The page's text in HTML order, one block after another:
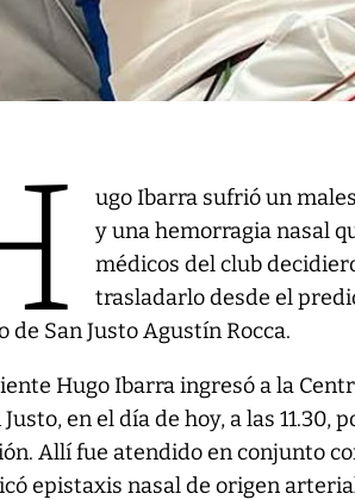
ugo Ibarra sufrió un
y una hemorragia nasal
médicos del club
trasladarlo desde el
de San Justo Agustín Rocca.
Hugo Ibarra ingresó a la
Justo, en el día de hoy, a las
Allí fue atendido en conjunto
epistaxis nasal de origen